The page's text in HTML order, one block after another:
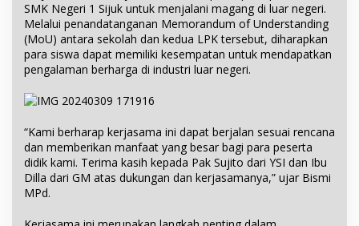
SMK Negeri 1 Sijuk untuk menjalani magang di luar negeri.
Melalui penandatanganan Memorandum of Understanding
(MoU) antara sekolah dan kedua LPK tersebut, diharapkan
para siswa dapat memiliki kesempatan untuk mendapatkan
pengalaman berharga di industri luar negeri.
“Kami berharap kerjasama ini dapat berjalan sesuai rencana
dan memberikan manfaat yang besar bagi para peserta
didik kami. Terima kasih kepada Pak Sujito dari YSI dan Ibu
Dilla dari GM atas dukungan dan kerjasamanya,” ujar Bismi
MPd.